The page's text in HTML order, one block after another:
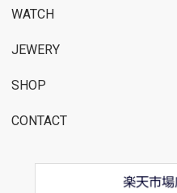
WATCH
JEWERY
SHOP
CONTACT